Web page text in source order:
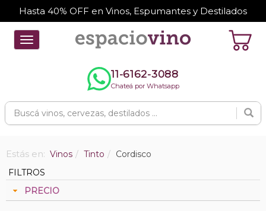
Hasta 40% OFF en Vinos, Espumantes y Destilados
Toggle
navigation
11-6162-3088
Chateá por Whatsapp
Estás en: Vinos Tinto
Cordisco
FILTROS
PRECIO